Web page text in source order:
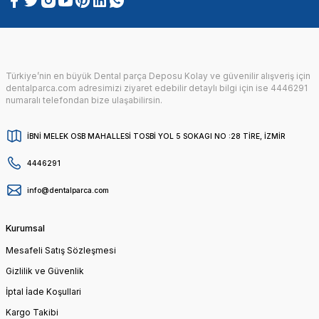
Türkiye’nin en büyük Dental parça Deposu Kolay ve güvenilir alışveriş için
dentalparca.com adresimizi ziyaret edebilir detaylı bilgi için ise 4446291
numaralı telefondan bize ulaşabilirsin.
İBNİ MELEK OSB MAHALLESİ TOSBİ YOL 5 SOKAGI NO :28 TİRE, İZMİR
4446291
info@dentalparca.com
Kurumsal
Mesafeli Satış Sözleşmesi
Gizlilik ve Güvenlik
İptal İade Koşullari
Kargo Takibi